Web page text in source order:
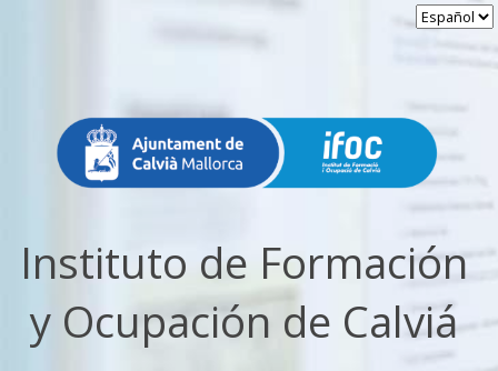
Instituto de Formación
y Ocupación de Calviá